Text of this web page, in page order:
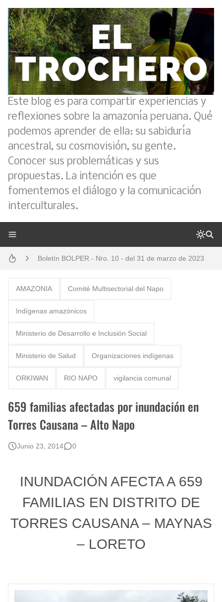
Este blog es para compartir experiencias y
reflexiones sobre la amazonía peruana. Qué
podemos aprender de ella: su sabiduría
ancestral, su cosmovisión, su gente.
Conocer sus problemáticas y sus
propuestas. La intención es que
fomentemos el diálogo y la comunicación
interculturales.
Boletín BOLPER - Nro. 11 - del 30 de abril de 2023
Análisis: Metodología de transversalización enfoque intercultural
Boletín BOLPER - Nro. 10 - del 31 de marzo de 2023
AMAZONIA Comité Multisectorial del Napo
Indígenas amazónicos
Ministerio de Desarrollo e Inclusión Social
Ministerio de Salud Organizaciones indígenas
ORKIWAN RIO NAPO vigilancia comunal
659 familias afectadas por inundación en
Torres Causana – Alto Napo
Junio 23, 2014 0
INUNDACIÓN AFECTA A 659
FAMILIAS EN DISTRITO DE
TORRES CAUSANA – MAYNAS
–LORETO